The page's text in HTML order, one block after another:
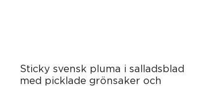
Sticky svensk pluma i salladsblad
med picklade grönsaker och